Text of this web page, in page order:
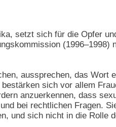
setzt sich für die Opfer
(1996–1998)
aussprechen, das Wort
sich vor allem
anzuerkennen, dass
bei rechtlichen Fragen.
und sich nicht in die Rolle